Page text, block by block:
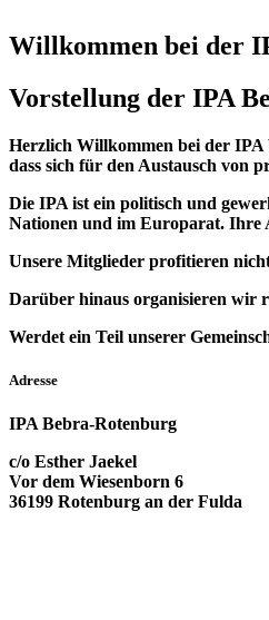
Willkommen bei der
Vorstellung der IPA
Herzlich Willkommen bei der IPA
dass sich für den Austausch von
Die IPA ist ein politisch und
Nationen und im Europarat. Ihre
Unsere Mitglieder profitieren
Darüber hinaus organisieren wir
Werdet ein Teil unserer
Adresse
IPA Bebra-Rotenburg
c/o Esther Jaekel
Vor dem Wiesenborn 6
36199 Rotenburg an der Fulda